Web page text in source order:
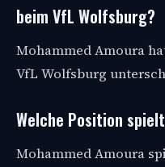
beim VfL Wolfsburg?
Mohammed Amoura
VfL Wolfsburg
Welche Position
Mohammed Amoura